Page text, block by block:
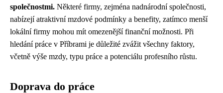
společnostmi. Některé firmy, zejména nadnárodní společnosti,
nabízejí atraktivní mzdové podmínky a benefity, zatímco menší
lokální firmy mohou mít omezenější finanční možnosti. Při
hledání práce v Příbrami je důležité zvážit všechny faktory,
včetně výše mzdy, typu práce a potenciálu profesního růstu.
Doprava do práce